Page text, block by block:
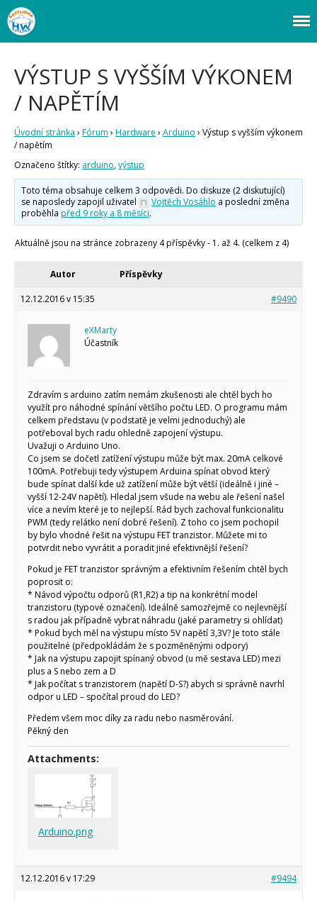
Úvod
Staré fórum
O programování obecně
Vaše projekty
Co je to Arduino?
Začínáme s Arduinem
Arduino Software
Arduino se Zbyškem Vodou
Koupit
Webový magazín o bastlení a tvoření. Naučte se základy programování a
elektroniky zábavnou formou! Arduino a microbit projekty, návody,
VÝSTUP S VYŠŠÍM VÝKONEM
/ NAPĚTÍM
Úvodní stránka › Fórum › Hardware › Arduino › Výstup s vyšším výkonem
/ napětím
Označeno štítky: arduino,výstup
Toto téma obsahuje celkem 3 odpovědi. Do diskuze (2 diskutující)
se naposledy zapojil uživatel
Vojtěch Vosáhlo a poslední změna
proběhla před 9 roky a 8 měsíci.
Aktuálně jsou na stránce zobrazeny 4 příspěvky - 1. až 4. (celkem z 4)
Autor Příspěvky
12.12.2016 v 15:35 #9490
eXMarty
Účastník
Zdravím s arduino zatím nemám zkušenosti ale chtěl bych ho
využít pro náhodné spínání většího počtu LED. O programu mám
celkem představu (v podstatě je velmi jednoduchý) ale
potřeboval bych radu ohledně zapojení výstupu.
Uvažuji o Arduino Uno.
Co jsem se dočetl zatížení výstupu může být max. 20mA celkové
100mA. Potřebuji tedy výstupem Arduina spínat obvod který
bude spínat další kde už zatížení může být větší (ideálně i jiné –
vyšší 12-24V napětí). Hledal jsem všude na webu ale řešení našel
více a nevím které je to nejlepší. Rád bych zachoval funkcionalitu
PWM (tedy relátko není dobré řešení). Z toho co jsem pochopil
by bylo vhodné řešit na výstupu FET tranzistor. Můžete mi to
potvrdit nebo vyvrátit a poradit jiné efektivnější řešení?
Pokud je FET tranzistor správným a efektivním řešením chtěl bych
poprosit o:
* Návod výpočtu odporů (R1,R2) a tip na konkrétní model
tranzistoru (typové označení). Ideálně samozřejmě co nejlevnější
s radou jak případně vybrat náhradu (jaké parametry si ohlídat)
* Pokud bych měl na výstupu místo 5V napětí 3,3V? Je toto stále
použitelné (předpokládám že s pozměněnými odpory)
* Jak na výstupu zapojit spínaný obvod (u mě sestava LED) mezi
plus a S nebo zem a D
* Jak počítat s tranzistorem (napětí D-S?) abych si správně navrhl
odpor u LED – spočítal proud do LED?
Předem všem moc díky za radu nebo nasměrování.
Pěkný den
Attachments:
Arduino.png
12.12.2016 v 17:29 #9494